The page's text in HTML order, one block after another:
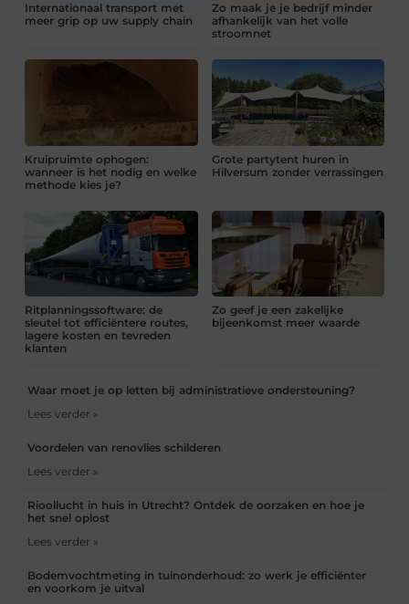
Internationaal transport met
meer grip op uw supply chain
Zo maak je je bedrijf minder
afhankelijk van het volle
stroomnet
Kruipruimte ophogen:
wanneer is het nodig en welke
methode kies je?
Grote partytent huren in
Hilversum zonder verrassingen
Ritplanningssoftware: de
sleutel tot efficiëntere routes,
lagere kosten en tevreden
klanten
Zo geef je een zakelijke
bijeenkomst meer waarde
Waar moet je op letten bij administratieve ondersteuning?
Lees verder »
Voordelen van renovlies schilderen
Lees verder »
Rioollucht in huis in Utrecht? Ontdek de oorzaken en hoe je
het snel oplost
Lees verder »
Bodemvochtmeting in tuinonderhoud: zo werk je efficiënter
en voorkom je uitval